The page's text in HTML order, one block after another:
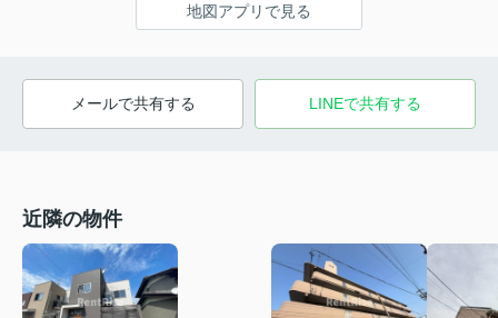
地図アプリで見る
メールで共有する LINEで共有する
近隣の物件